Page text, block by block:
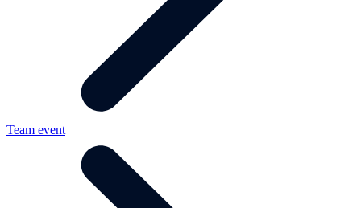
Team event